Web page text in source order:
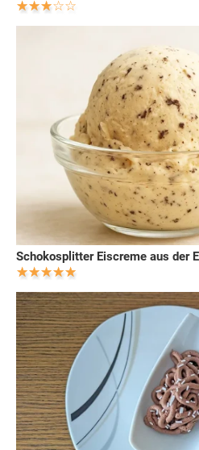
Schokosplitter Eiscreme aus der